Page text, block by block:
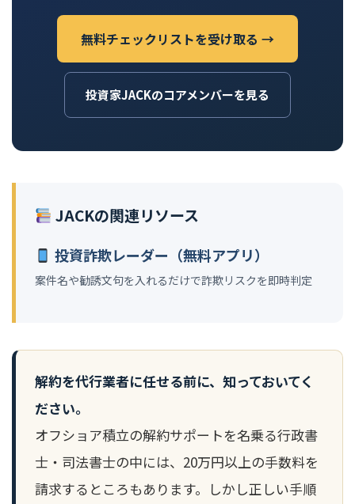
無料チェックリストを受け取る →
投資家JACKのコアメンバーを見る
JACKの関連リソース
投資詐欺レーダー（無料アプリ）
案件名や勧誘文句を入れるだけで詐欺リスクを即時判定
解約を代行業者に任せる前に、知っておいてく
ださい。
オフショア積立の解約サポートを名乗る行政書
士・司法書士の中には、20万円以上の手数料を
請求するところもあります。しかし正しい手順